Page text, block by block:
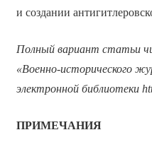
и создании
Полный вариант статьи
«Военно-исторического
электронной библиотеки
ПРИМЕЧАНИЯ